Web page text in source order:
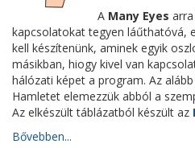
A Many Eyes
kapcsolatokat tegyen láűthatóvá,
kell készítenünk, aminek egyik
másikban, hiogy kivel van
hálózati képet a program. Az
Hamletet elemezzük abból a
Az elkészült táblázatból készült az
Bővebben...